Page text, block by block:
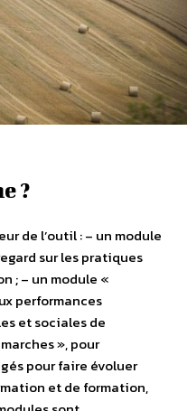
?
de l’outil : – un module
sur les pratiques
; – un module «
performances
et sociales de
», pour
pour faire évoluer
et de formation,